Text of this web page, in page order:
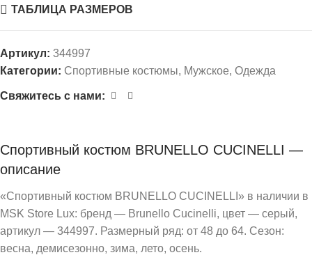
ТАБЛИЦА РАЗМЕРОВ
Артикул: 344997
Категории: Спортивные костюмы, Мужское, Одежда
Свяжитесь с нами:
Спортивный костюм BRUNELLO CUCINELLI —
описание
«Спортивный костюм BRUNELLO CUCINELLI» в наличии в
MSK Store Lux: бренд — Brunello Cucinelli, цвет — серый,
артикул — 344997. Размерный ряд: от 48 до 64. Сезон:
весна, демисезонно, зима, лето, осень.